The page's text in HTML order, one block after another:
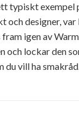
typiskt
och designer,
igen av
lockar den
du vill ha